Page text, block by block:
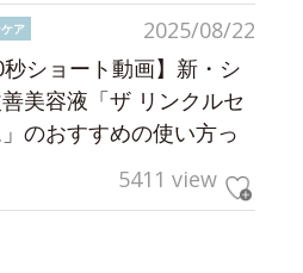
2025/08/22
ア
秒ショート動画】新・シ
美容液「ザ リンクルセ
のおすすめの使い方っ
5411 view